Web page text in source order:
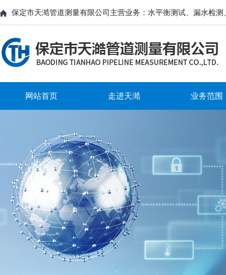
保定市天澔管道测量有限公司主营业务：水平衡测试、漏水检
网站首页 走进天澔 业务范围